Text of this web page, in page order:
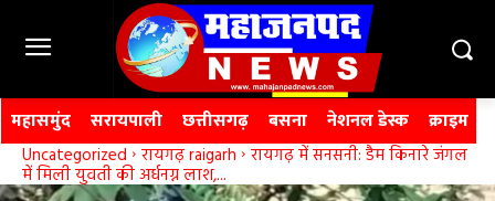
महासमुंद सरायपाली छत्तीसगढ़ बसना नेशनल डेस्क क्राइम
Uncategorized रायगढ़ raigarh रायगढ़ में सनसनी: डैम किनारे जंगल
में मिली युवती की अर्धनग्न लाश,...